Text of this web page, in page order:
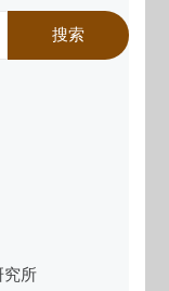
究所